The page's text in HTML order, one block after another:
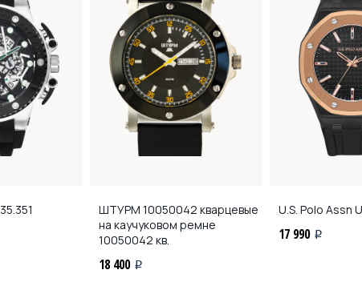
ШТУРМ 10050042 кварцевые
на каучуковом ремне
10050042 кв.
18 400 i
U.S. Polo Assn
17 990 i